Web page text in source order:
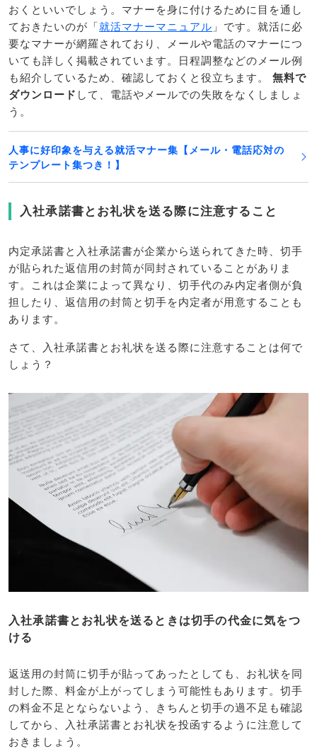
おくといいでしょう。マナーを身に付けるために目を通し
ておきたいのが「就活マナーマニュアル 」です。就活に必
要なマナーが網羅されており、メールや電話のマナーにつ
いても詳しく掲載されています。日程調整などのメール例
も紹介しているため、確認しておくと役立ちます。 無料で
ダウンロード して、電話やメールでの失敗をなくしましょ
う。
人事に好印象を与える就活マナー集【メール・電話応対の
テンプレート集つき！】
入社承諾書とお礼状を送る際に注意すること
内定承諾書と入社承諾書が企業から送られてきた時、切手
が貼られた返信用の封筒が同封されていることがありま
す。これは企業によって異なり、切手代のみ内定者側が負
担したり、返信用の封筒と切手を内定者が用意することも
あります。
さて、入社承諾書とお礼状を送る際に注意することは何で
しょう？
入社承諾書とお礼状を送るときは切手の代金に気をつ
ける
返送用の封筒に切手が貼ってあったとしても、お礼状を同
封した際、料金が上がってしまう可能性もあります。切手
の料金不足とならないよう、きちんと切手の過不足も確認
してから、入社承諾書とお礼状を投函するように注意して
おきましょう。